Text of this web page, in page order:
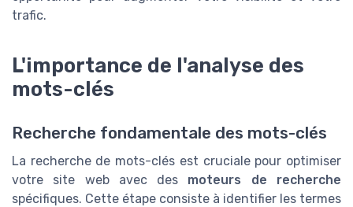
trafic.
L'importance de l'analyse des
mots-clés
Recherche fondamentale des mots-clés
La recherche de mots-clés est cruciale pour optimiser
votre site web avec des moteurs de recherche
spécifiques. Cette étape consiste à identifier les termes